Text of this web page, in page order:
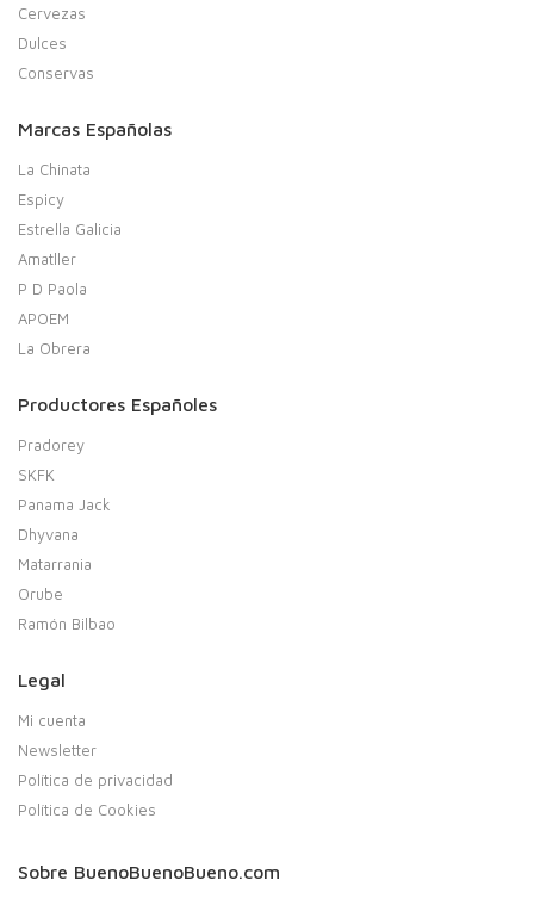
Cervezas
Dulces
Conservas
Marcas Españolas
La Chinata
Espicy
Estrella Galicia
Amatller
P D Paola
APOEM
La Obrera
Productores Españoles
Pradorey
SKFK
Panama Jack
Dhyvana
Matarrania
Orube
Ramón Bilbao
Legal
Mi cuenta
Newsletter
Política de privacidad
Política de Cookies
Sobre BuenoBuenoBueno.com